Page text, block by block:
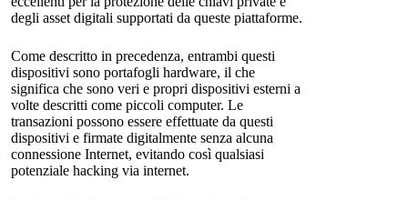
degli asset digitali supportati da queste piattaforme.
Come descritto in precedenza, entrambi questi
dispositivi sono portafogli hardware, il che
significa che sono veri e propri dispositivi esterni a
volte descritti come piccoli computer. Le
transazioni possono essere effettuate da questi
dispositivi e firmate digitalmente senza alcuna
connessione Internet, evitando così qualsiasi
potenziale hacking via internet.